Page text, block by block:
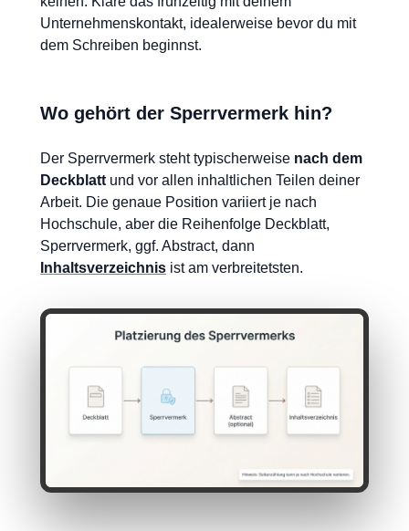
Unternehmenskontakt, idealerweise bevor du mit
dem Schreiben beginnst.
Wo gehört der Sperrvermerk hin?
Der Sperrvermerk steht typischerweise nach dem
Deckblatt und vor allen inhaltlichen Teilen deiner
Arbeit. Die genaue Position variiert je nach
Hochschule, aber die Reihenfolge Deckblatt,
Sperrvermerk, ggf. Abstract, dann
Inhaltsverzeichnis ist am verbreitetsten.